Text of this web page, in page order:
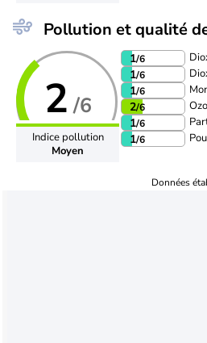
Pollution et qualité
2 /6
Indice pollution
Moyen
1/6
1/6
1/6
2/6
1/6
1/6
Données